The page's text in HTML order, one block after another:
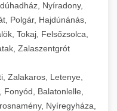
Nyíradony,
Polgár, Hajdúnánás,
Tokaj, Felsőzsolca,
Zalaszentgrót
Zalakaros, Letenye,
Balatonlelle,
Nyíregyháza,